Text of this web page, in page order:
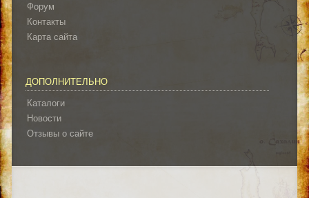
Форум
Контакты
Карта сайта
ДОПОЛНИТЕЛЬНО
Каталоги
Новости
Отзывы о сайте